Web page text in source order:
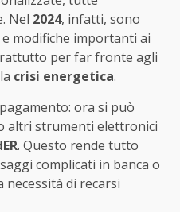
Nel 2024, infatti, sono
modifiche importanti ai
per far fronte agli
crisi energetica.
ora si può
altri strumenti elettronici
. Questo rende tutto
complicati in banca o
di recarsi